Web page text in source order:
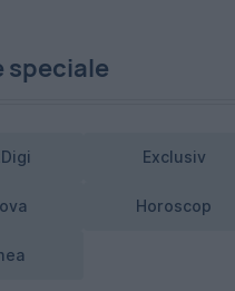
speciale
Exclusiv
Horoscop